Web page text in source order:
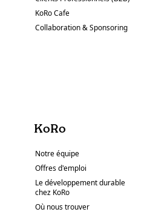
KoRo Cafe
Collaboration & Sponsoring
KoRo
Notre équipe
Offres d'emploi
Le développement durable
chez KoRo
Où nous trouver